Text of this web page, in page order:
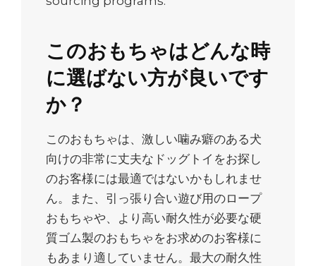
このおもちゃはどんな時
に選ばない方が良いです
か？
このおもちゃは、激しい噛み癖のある犬
向けの非常に丈夫なドッグトイをお探し
のお客様には最適ではないかもしれませ
ん。また、引っ張り合い遊び用のロープ
おもちゃや、より高い耐久性が必要な硬
質ゴム製のおもちゃをお求めのお客様に
もあまり適していません。最大の耐久性